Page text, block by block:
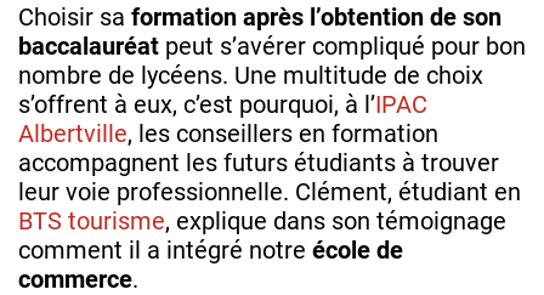
Choisir sa formation après l’obtention de son
baccalauréat peut s’avérer compliqué pour bon
nombre de lycéens. Une multitude de choix
s’offrent à eux, c’est pourquoi, à l’IPAC
Albertville, les conseillers en formation
accompagnent les futurs étudiants à trouver
leur voie professionnelle. Clément, étudiant en
BTS tourisme, explique dans son témoignage
comment il a intégré notre école de
commerce.